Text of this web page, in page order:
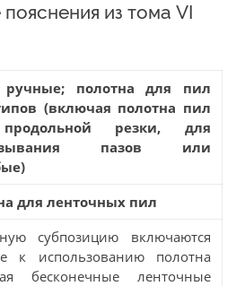
из тома VI
полотна для пил
(включая полотна пил
резки, для
пазов или
для ленточных пил
субпозицию включаются
к использованию полотна
бесконечные ленточные